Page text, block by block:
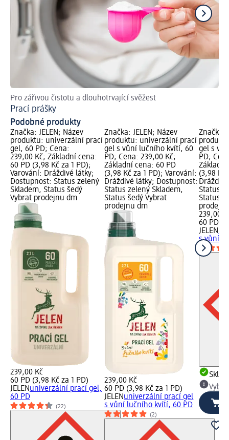
Pro zářivou čistotu a dlouhotrvající svěžest
Prací prášky
Podobné produkty
Značka: JELEN; Název
produktu: univerzální prací
gel, 60 PD; Cena:
239,00 Kč; Základní cena:
60 PD (3,98 Kč za 1 PD);
Varování: Dráždivé látky;
Dostupnost: Status zelený
Skladem, Status šedý
Vybrat prodejnu dm
239,00 Kč
60 PD (3,98 Kč za 1 PD)
JELENuniverzální prací gel,
60 PD
(22)
Značka: JELEN; Název
produktu: univerzální prací
gel s vůní lučního kvítí, 60
PD; Cena: 239,00 Kč;
Základní cena: 60 PD
(3,98 Kč za 1 PD); Varování:
Dráždivé látky; Dostupnost:
Status zelený Skladem,
Status šedý Vybrat
prodejnu dm
239,00 Kč
60 PD (3,98 Kč za 1 PD)
JELENuniverzální prací gel
s vůní lučního kvítí, 60 PD
(2)
Značka:
gel s
PD;
Základní
(3,98 Kč
Status
Status
239,00
60 PD
JELEN
s vůní